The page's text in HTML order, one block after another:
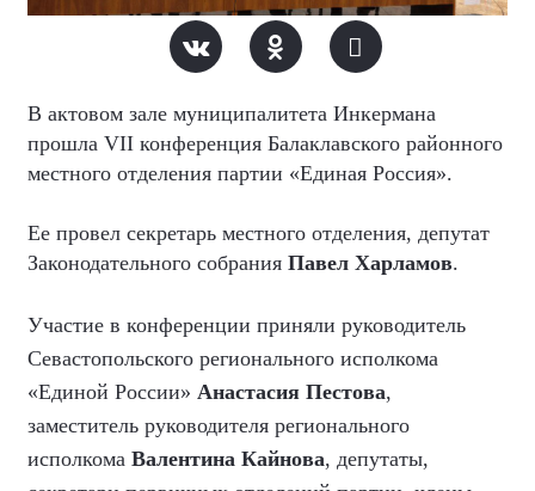
В актовом зале муниципалитета Инкермана
прошла VII конференция Балаклавского районного
местного отделения партии «Единая Россия».
Ее провел секретарь местного отделения, депутат
Законодательного собрания Павел Харламов.
Участие в конференции приняли руководитель
Севастопольского регионального исполкома
«Единой России» Анастасия Пестова,
заместитель руководителя регионального
исполкома Валентина Кайнова, депутаты,